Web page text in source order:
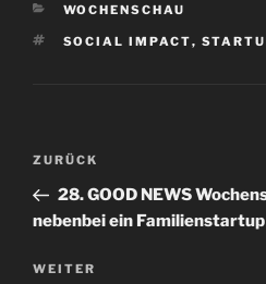
KATEGORIEN
WOCHENSCHAU
SCHLAGWÖRTER
SOCIAL IMPACT,
Beitragsnavigation
Vorheriger
Beitrag
ZURÜCK
28. GOOD NEWS
nebenbei ein
Nächster
WEITER